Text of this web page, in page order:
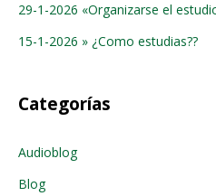
29-1-2026 «Organizarse el
15-1-2026 » ¿Como estudias??
Categorías
Audioblog
Blog